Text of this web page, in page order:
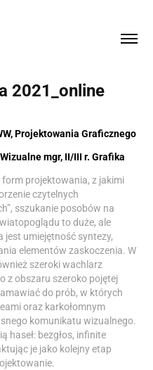
2021_online
Projektowania Graficznego
mgr, II/III r. Grafika
projektowania, z jakimi
czytelnych
sszukanie posobów na
to duże, ale
umiejętność syntezy,
elementów zaskoczenia. W
szeroki wachlarz
z obszaru szeroko pojętej
do prób, w których
oraz karkołomnym
komunikatu wizualnego.
haseł: bezgłos, infinite
je jako kolejny etap